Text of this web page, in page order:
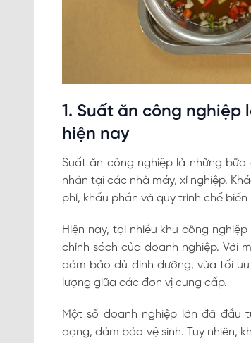
1. Suất ăn công
hiện nay
Suất ăn công nghiệp là những
nhân tại các nhà máy, xí nghiệp.
phí, khẩu phần và quy trình chế
Hiện nay, tại nhiều khu công
chính sách của doanh nghiệp. Với
đảm bảo đủ dinh dưỡng, vừa tối
lượng giữa các đơn vị cung cấp.
Một số doanh nghiệp lớn đã đầu
dạng, đảm bảo vệ sinh. Tuy nhiên,